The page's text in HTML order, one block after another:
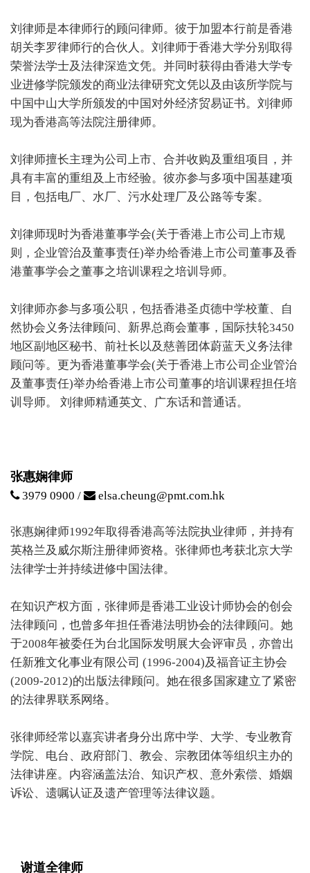
刘律师是本律师行的顾问律师。彼于加盟本行前是香港
胡关李罗律师行的合伙人。刘律师于香港大学分别取得
荣誉法学士及法律深造文凭。并同时获得由香港大学专
业进修学院颁发的商业法律研究文凭以及由该所学院与
中国中山大学所颁发的中国对外经济贸易证书。刘律师
现为香港高等法院注册律师。
刘律师擅长主理为公司上市、合并收购及重组项目，并
具有丰富的重组及上市经验。彼亦参与多项中国基建项
目，包括电厂、水厂、污水处理厂及公路等专案。
刘律师现时为香港董事学会(关于香港上市公司上市规
则，企业管治及董事责任)举办给香港上市公司董事及香
港董事学会之董事之培训课程之培训导师。
刘律师亦参与多项公职，包括香港圣贞德中学校董、自
然协会义务法律顾问、新界总商会董事，国际扶轮3450
地区副地区秘书、前社长以及慈善团体蔚蓝天义务法律
顾问等。更为香港董事学会(关于香港上市公司企业管治
及董事责任)举办给香港上市公司董事的培训课程担任培
训导师。 刘律师精通英文、广东话和普通话。
张惠娴律师
3979 0900 / elsa.cheung@pmt.com.hk
张惠娴律师1992年取得香港高等法院执业律师，并持有
英格兰及威尔斯注册律师资格。张律师也考获北京大学
法律学士并持续进修中国法律。
在知识产权方面，张律师是香港工业设计师协会的创会
法律顾问，也曾多年担任香港法明协会的法律顾问。她
于2008年被委任为台北国际发明展大会评审员，亦曾出
任新雅文化事业有限公司 (1996-2004)及福音证主协会
(2009-2012)的出版法律顾问。她在很多国家建立了紧密
的法律界联系网络。
张律师经常以嘉宾讲者身分出席中学、大学、专业教育
学院、电台、政府部门、教会、宗教团体等组织主办的
法律讲座。内容涵盖法治、知识产权、意外索偿、婚姻
诉讼、遗嘱认证及遗产管理等法律议题。
谢道全律师